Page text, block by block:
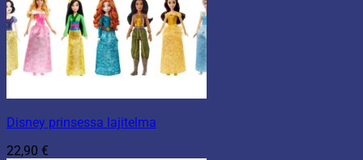
Disney prinsessa lajitelma
22,90 €